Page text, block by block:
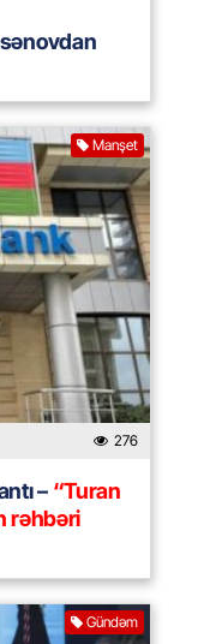
Manşet
276
–“Turan
rəhbəri
Gündəm